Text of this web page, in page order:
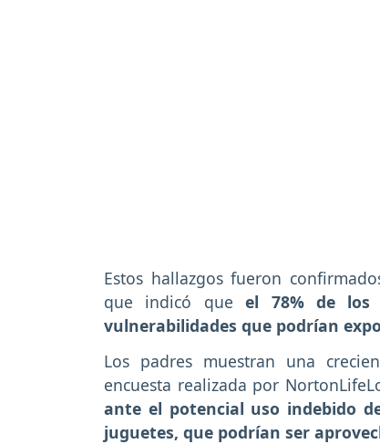
Estos hallazgos fueron
que indicó queel 78% de los
vulnerabilidades que podrían
Los padres muestran una
encuesta realizada por
ante el potencial uso indebido
juguetes, que podrían ser